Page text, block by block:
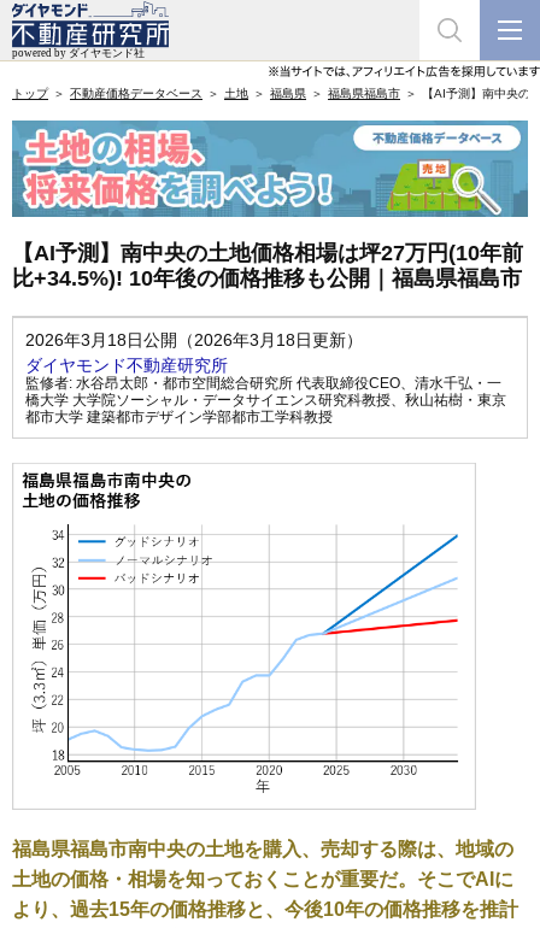
トップ 不動産価格データベース 土地 福島県 福島県福島市 【AI予測】南中央
【AI予測】南中央の土地価格相場は坪27万円(10年前
比+34.5%)! 10年後の価格推移も公開｜福島県福島市
2026年3月18日公開（2026年3月18日更新）
ダイヤモンド不動産研究所
監修者: 水谷昂太郎・都市空間総合研究所 代表取締役CEO、 清水千弘・一
橋大学 大学院ソーシャル・データサイエンス研究科教授、 秋山祐樹・東京
都市大学 建築都市デザイン学部都市工学科教授
福島県福島市南中央の土地を購入、売却する際は、地域の
土地の価格・相場を知っておくことが重要だ。そこでAIに
より、過去15年の価格推移と、今後10年の価格推移を推計